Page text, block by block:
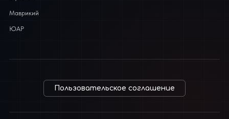
Маврикий
ЮАР
Пользовательское соглашение